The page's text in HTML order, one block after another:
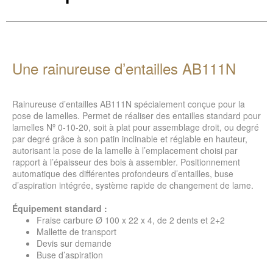
Une rainureuse d’entailles AB111N
Rainureuse d’entailles AB111N spécialement conçue pour la
pose de lamelles. Permet de réaliser des entailles standard pour
lamelles Nº 0-10-20, soit à plat pour assemblage droit, ou degré
par degré grâce à son patin inclinable et réglable en hauteur,
autorisant la pose de la lamelle à l’emplacement choisi par
rapport à l’épaisseur des bois à assembler. Positionnement
automatique des différentes profondeurs d’entailles, buse
d’aspiration intégrée, système rapide de changement de lame.
Équipement standard :
Fraise carbure Ø 100 x 22 x 4, de 2 dents et 2+2
Mallette de transport
Devis sur demande
Buse d’aspiration